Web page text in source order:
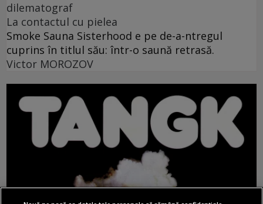
dilematograf
La contactul cu pielea
Smoke Sauna Sisterhood e pe de-a-ntregul
cuprins în titlul său: într-o saună retrasă.
Victor MOROZOV